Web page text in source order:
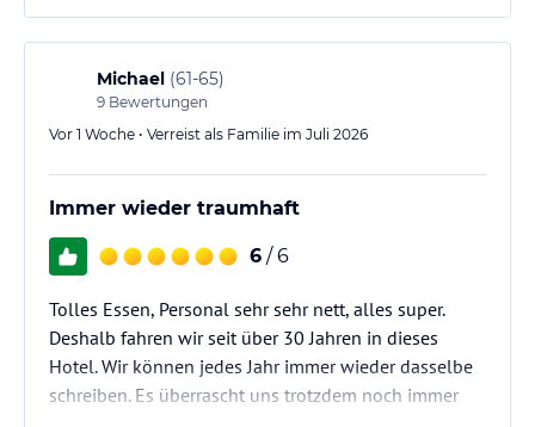
Michael (61-65)
9 Bewertungen
Vor 1 Woche • Verreist als Familie im Juli 2026
Immer wieder traumhaft
6 / 6
Tolles Essen, Personal sehr sehr nett, alles super.
Deshalb fahren wir seit über 30 Jahren in dieses
Hotel. Wir können jedes Jahr immer wieder dasselbe
schreiben. Es überrascht uns trotzdem noch immer